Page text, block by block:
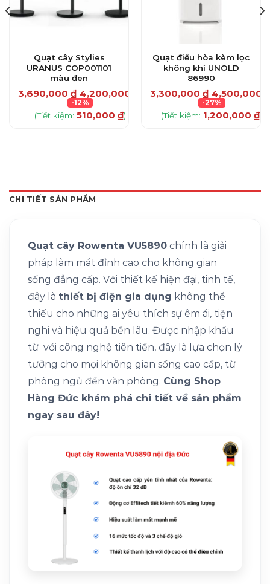
Quạt cây Stylies
URANUS COP001101
màu đen
3,690,000 ₫ 4,200,000
-12%
(Tiết kiệm: 510,000 ₫)
Quạt điều hòa kèm lọc
không khí UNOLD
86990
3,300,000 ₫ 4,500,000
-27%
(Tiết kiệm: 1,200,000₫)
CHI TIẾT SẢN PHẨM
Quạt cây Rowenta VU5890 chính là giải
pháp làm mát đỉnh cao cho không gian
sống đẳng cấp. Với thiết kế hiện đại, tinh tế,
đây là thiết bị điện gia dụng không thể
thiếu cho những ai yêu thích sự êm ái, tiện
nghi và hiệu quả bền lâu. Được nhập khẩu
từ với công nghệ tiên tiến, đây là lựa chọn lý
tưởng cho mọi không gian sống cao cấp, từ
phòng ngủ đến văn phòng. Cùng Shop
Hàng Đức khám phá chi tiết về sản phẩm
ngay sau đây!